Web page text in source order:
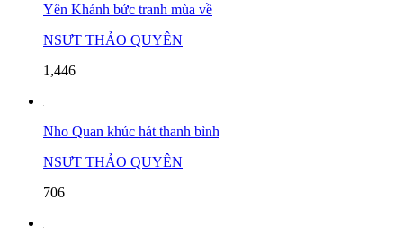
Yên Khánh bức tranh mùa về
NSƯT THẢO QUYÊN
1,446
Nho Quan khúc hát thanh bình
NSƯT THẢO QUYÊN
706